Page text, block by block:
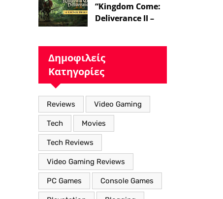
“Kingdom Come:
Deliverance II – Η
Κόσμο με Νέα
Βελτιωμένα
Χαρακτηριστικά”
Δημοφιλείς
Κατηγορίες
Reviews Video Gaming
Tech Movies
Tech Reviews
Video Gaming Reviews
PC Games Console Games